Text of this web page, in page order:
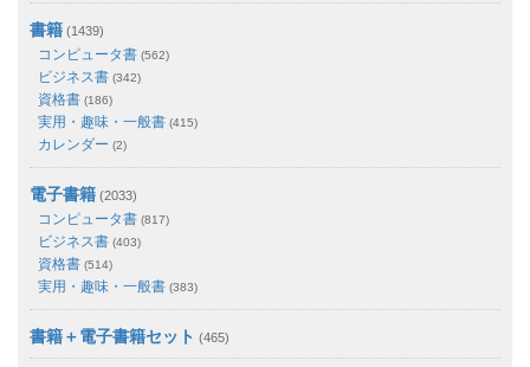
書籍 (1439)
コンピュータ書 (562)
ビジネス書 (342)
資格書 (186)
実用・趣味・一般書 (415)
カレンダー (2)
電子書籍 (2033)
コンピュータ書 (817)
ビジネス書 (403)
資格書 (514)
実用・趣味・一般書 (383)
書籍＋電子書籍セット (465)